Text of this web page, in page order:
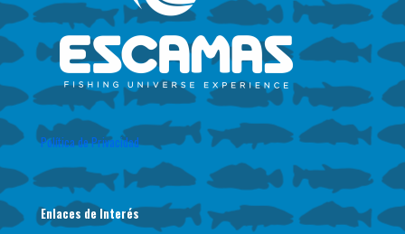
Política de Privacidad
Enlaces de Interés